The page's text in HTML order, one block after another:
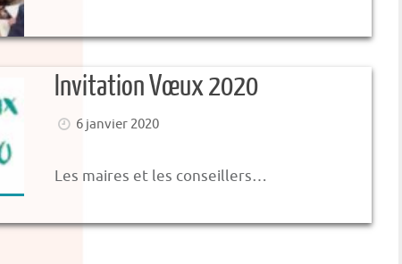
Invitation Vœux 2020
6 janvier 2020
Les maires et les conseillers…